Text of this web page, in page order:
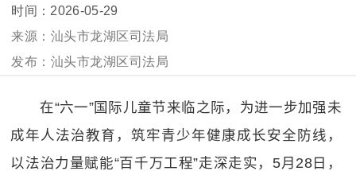
2026-05-29
汕头市龙湖区司法局
汕头市龙湖区司法局
在“六一”国际儿童节来临之际，为进一步加强未
成年人法治教育，筑牢青少年健康成长安全防线，
以法治力量赋能“百千万工程”走深走实， 5月 28日，